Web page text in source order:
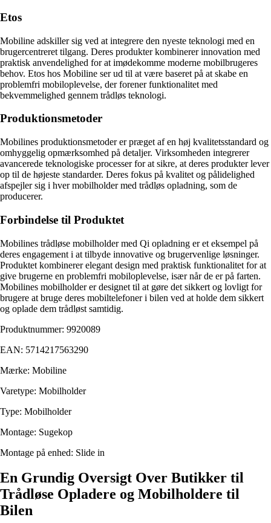
Etos
Mobiline adskiller sig ved at integrere den nyeste teknologi med en
brugercentreret tilgang. Deres produkter kombinerer innovation med
praktisk anvendelighed for at imødekomme moderne mobilbrugeres
behov. Etos hos Mobiline ser ud til at være baseret på at skabe en
problemfri mobiloplevelse, der forener funktionalitet med
bekvemmelighed gennem trådløs teknologi.
Produktionsmetoder
Mobilines produktionsmetoder er præget af en høj kvalitetsstandard og
omhyggelig opmærksomhed på detaljer. Virksomheden integrerer
avancerede teknologiske processer for at sikre, at deres produkter lever
op til de højeste standarder. Deres fokus på kvalitet og pålidelighed
afspejler sig i hver mobilholder med trådløs opladning, som de
producerer.
Forbindelse til Produktet
Mobilines trådløse mobilholder med Qi opladning er et eksempel på
deres engagement i at tilbyde innovative og brugervenlige løsninger.
Produktet kombinerer elegant design med praktisk funktionalitet for at
give brugerne en problemfri mobiloplevelse, især når de er på farten.
Mobilines mobilholder er designet til at gøre det sikkert og lovligt for
brugere at bruge deres mobiltelefoner i bilen ved at holde dem sikkert
og oplade dem trådløst samtidig.
Produktnummer: 9920089
EAN: 5714217563290
Mærke: Mobiline
Varetype: Mobilholder
Type: Mobilholder
Montage: Sugekop
Montage på enhed: Slide in
En Grundig Oversigt Over Butikker til
Trådløse Opladere og Mobilholdere til
Bilen